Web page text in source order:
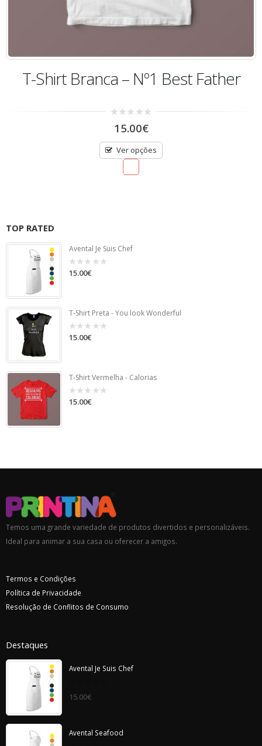
T-Shirt Preta – Best Friends Forever
out
5
15.00€
Ver opções
TOP RATED
Avental Je Suis Chef
0
15.00€
T-Shirt Preta - You look Wonderful
0
15.00€
T-Shirt Vermelha - Calorias
0
15.00€
Temos uma grande variedade de produtos divertidos e personalizáveis.
Ideal para animar a sua casa ou oferecer a amigos.
Termos e Condições
Política de Privacidade
Resolução de Conflitos de Consumo
Destaques
Avental Je Suis Chef
out
15.00€
Avental Seafood